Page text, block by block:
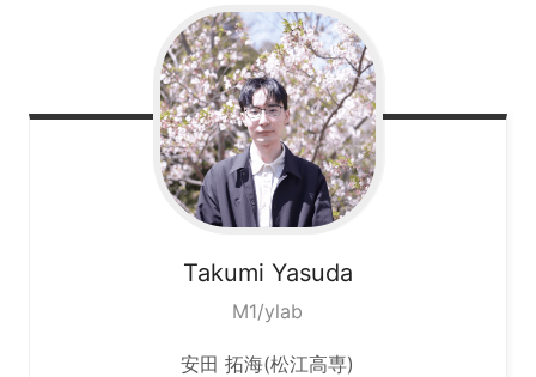
Takumi Yasuda
M1/ylab
安田 拓海(松江高専)